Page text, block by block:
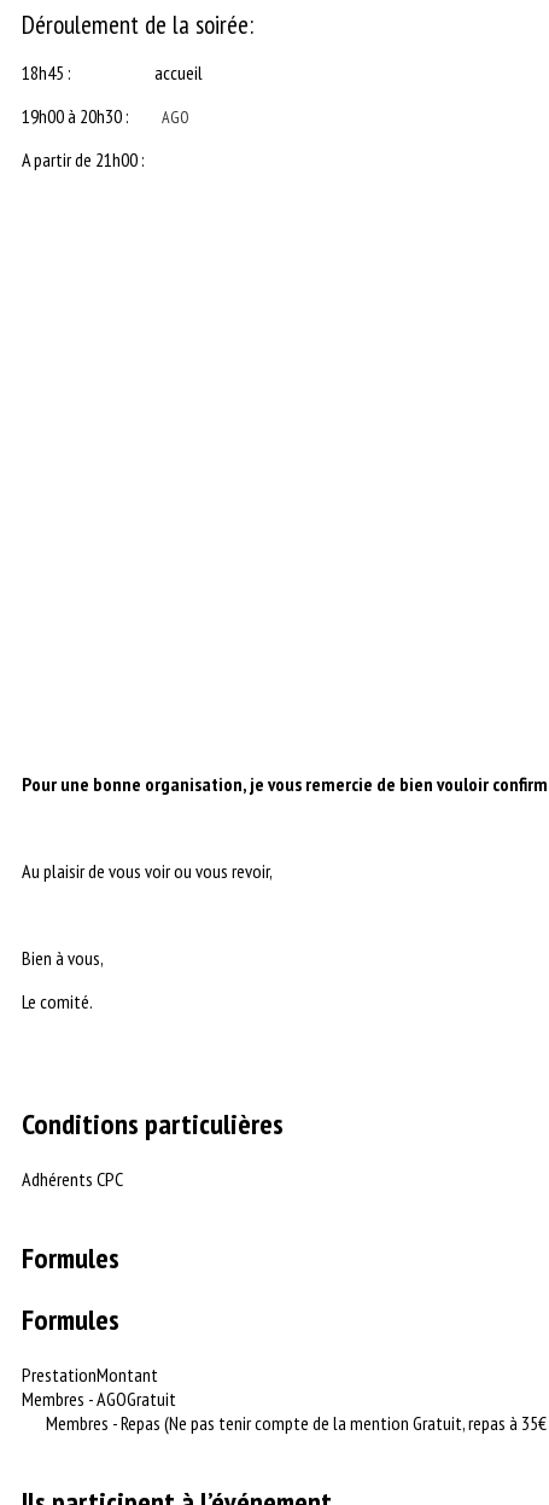
Déroulement de la soirée:
18h45 : accueil
19h00 à 20h30 : AGO
A partir de 21h00 :
Pour une bonne organisation, je vous remercie de bien vouloir
Au plaisir de vous voir ou vous revoir,
Bien à vous,
Le comité.
Conditions particulières
Adhérents CPC
Formules
Formules
PrestationMontant
Membres - AGOGratuit
Membres - Repas (Ne pas tenir compte de la mention Gratuit, repas à